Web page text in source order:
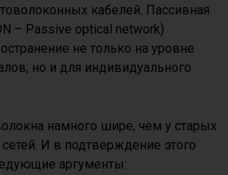
кабелей. Пассивная
– Passive optical network)
не только на уровне
но и для индивидуального
намного шире, чем у старых
И в подтверждение этого
аргументы: